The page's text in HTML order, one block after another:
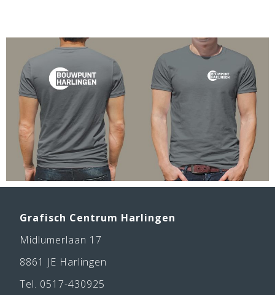
Grafisch Centrum Harlingen
Midlumerlaan 17
8861 JE Harlingen
Tel. 0517-430925